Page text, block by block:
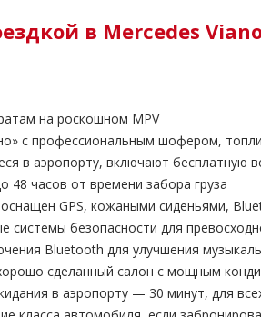
в Mercedes
на роскошном MPV
с профессиональным шофером,
в аэропорту, включают бесплатную
48 часов от времени забора груза
GPS, кожаными сиденьями,
системы безопасности для
Bluetooth для улучшения
сделанный салон с мощным
в аэропорту — 30 минут, для